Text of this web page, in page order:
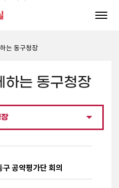
는 동구청장
하는 동구청장
공약평가단 회의